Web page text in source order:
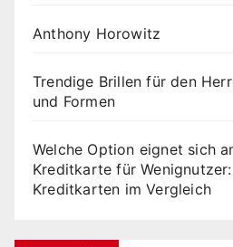
Anthony Horowitz
Trendige Brillen für den
und Formen
Welche Option eignet sich
Kreditkarte für
Kreditkarten im Vergleich